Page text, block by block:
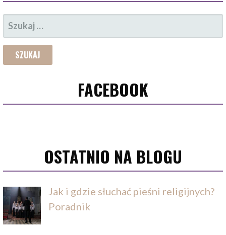
SZUKAJ:
FACEBOOK
OSTATNIO NA BLOGU
Jak i gdzie słuchać pieśni religijnych?
Poradnik